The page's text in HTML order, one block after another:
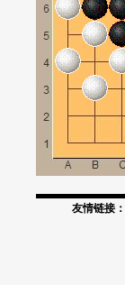
友情链接：